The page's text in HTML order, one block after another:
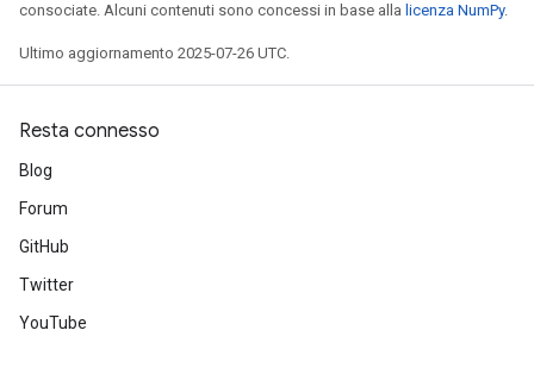
consociate. Alcuni contenuti sono concessi in base alla licenza NumPy.
Ultimo aggiornamento 2025-07-26 UTC.
Resta connesso
Blog
Forum
GitHub
Twitter
YouTube